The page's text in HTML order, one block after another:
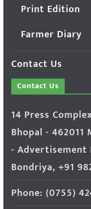
Print Edition
Farmer Diary
Contact Us
Contact Us
14 Press
Bhopal - 462011
- Advertisement
Bondriya, +91
Phone: (0755)